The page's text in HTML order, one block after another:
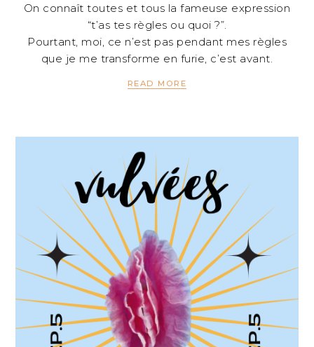
On connaît toutes et tous la fameuse expression
“t’as tes règles ou quoi ?”.
Pourtant, moi, ce n’est pas pendant mes règles
que je me transforme en furie, c’est avant.
READ MORE